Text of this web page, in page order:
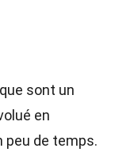
sont un
en
de temps.